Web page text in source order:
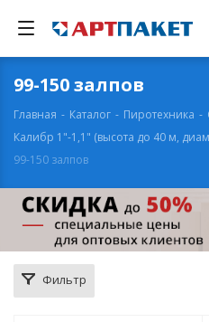
99-150 залпов
Главная - Каталог - Пиротехника -
Калибр 1"-1,1" (высота до 40 м,
99-150 залпов
Фильтр